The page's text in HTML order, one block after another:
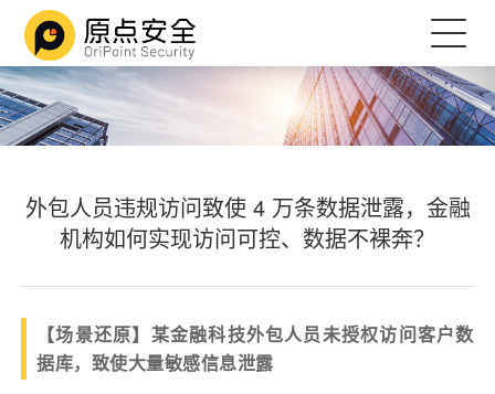
外包人员违规访问致使 4 万条数据泄露，金融
机构如何实现访问可控、数据不裸奔？
【场景还原】某金融科技外包人员未授权访问客户数
据库，致使大量敏感信息泄露